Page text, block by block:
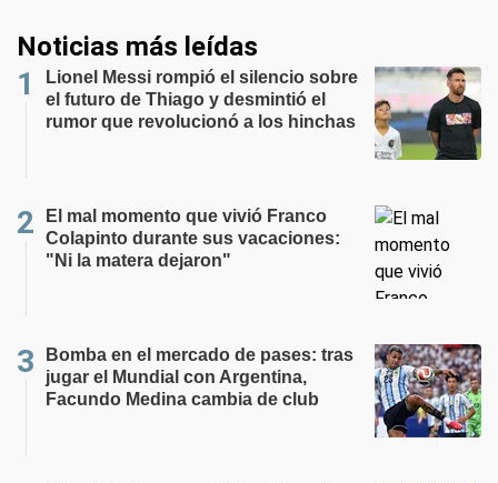
Noticias más leídas
Lionel Messi rompió el silencio sobre
el futuro de Thiago y desmintió el
rumor que revolucionó a los hinchas
El mal momento que vivió Franco
Colapinto durante sus vacaciones:
"Ni la matera dejaron"
Bomba en el mercado de pases: tras
jugar el Mundial con Argentina,
Facundo Medina cambia de club